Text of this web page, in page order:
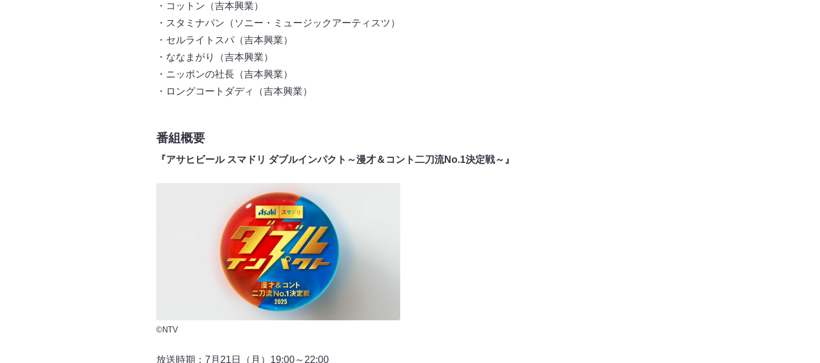
・コットン（吉本興業）
・スタミナパン（ソニー・ミュージックアーティスツ）
・セルライトスパ（吉本興業）
・ななまがり（吉本興業）
・ニッポンの社長（吉本興業）
・ロングコートダディ（吉本興業）
番組概要
『アサヒビール スマドリ ダブルインパクト～漫才＆コント二刀流No.1決定戦～』
©NTV
放送時期：7月21日（月）19:00～22:00